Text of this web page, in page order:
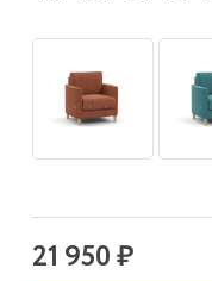
21 950 ₽